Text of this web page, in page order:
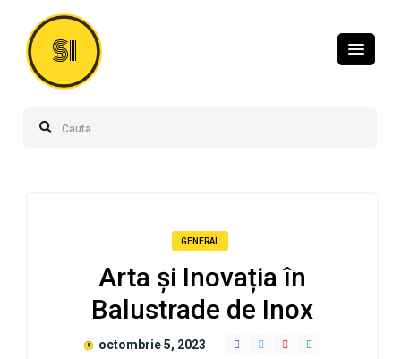
SI
GENERAL
Arta și Inovația în
Balustrade de Inox
octombrie 5, 2023